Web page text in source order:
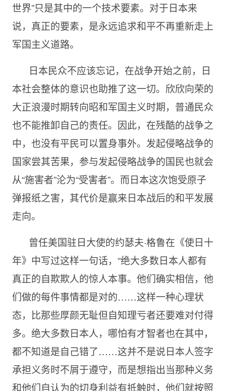
世界”只是其中的一个技术要素。对于日本来
说，真正的要素，是永远追求和平不再重新走上
军国主义道路。
日本民众不应该忘记，在战争开始之前，日
本社会整体的意识也助推了这一切。欣欣向荣的
大正浪漫时期转向昭和军国主义时期，普通民众
也不能推卸自己的责任。因此，在残酷的战争之
中，也没有平民可以置身事外。发起侵略战争的
国家尝其苦果，参与发起侵略战争的国民也就会
从“施害者”沦为“受害者”。而日本这次饱受原子
弹报纸之害，其代价是赢来日本战后的和平发展
走向。
曾任美国驻日大使的约瑟夫·格鲁在《使日十
年》中写过这样一句话，“绝大多数日本人都有
真正的自欺欺人的惊人本事。他们确实相信，他
们做的每件事情都是对的……这样一种心理状
态，比那些厚颜无耻但自知理亏者还要难对付得
多。绝大多数日本人，哪怕有才智者也在其中，
都不知道是自己错了……这并不是说日本人签字
承担义务时不屑于遵守，而是想指出当那种义务
和他们自认为的切身利益有抵触时，他们就按照